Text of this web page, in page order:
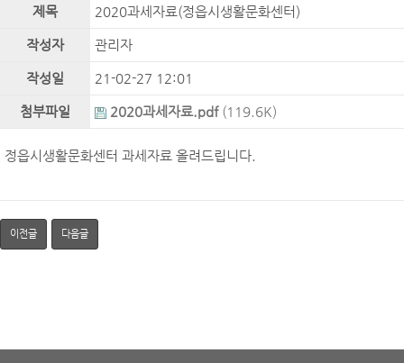
제목 2020과세자료(정읍시생활문화센터)
작성자 관리자
작성일 21-02-27 12:01
첨부파일 2020과세자료.pdf(119.6K)
정읍시생활문화센터 과세자료 올려드립니다.
이전글 다음글